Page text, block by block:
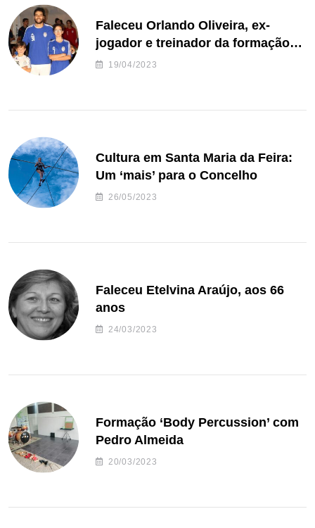
Faleceu Orlando Oliveira, ex-
jogador e treinador da formação
de andebol do Feirense
19/04/2023
Cultura em Santa Maria da Feira:
Um ‘mais’ para o Concelho
26/05/2023
Faleceu Etelvina Araújo, aos 66
anos
24/03/2023
Formação ‘Body Percussion’ com
Pedro Almeida
20/03/2023